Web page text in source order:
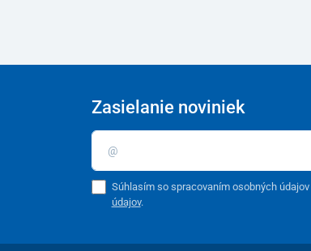
Zasielanie noviniek
Súhlasím so spracovaním osobných údajov
údajov.